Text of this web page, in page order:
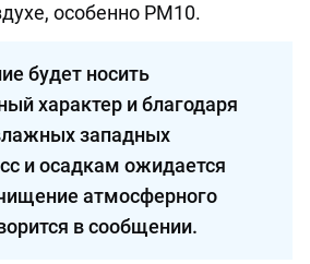
особенно PM10.
будет носить
характер и благодаря
западных
и осадкам ожидается
атмосферного
в сообщении.